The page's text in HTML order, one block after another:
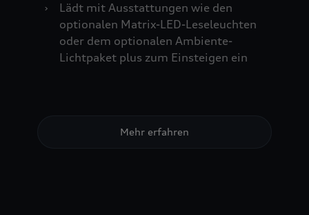
›
Lädt mit Ausstattungen wie den
optionalen Matrix-LED-Leseleuchten
oder dem optionalen Ambiente-
Lichtpaket plus zum Einsteigen ein
Mehr erfahren